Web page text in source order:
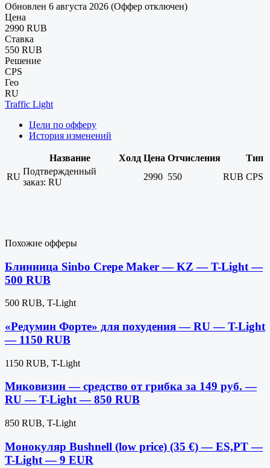
Обновлен 6 августа 2026 (Оффер отключен)
Цена
2990 RUB
Ставка
550 RUB
Решение
CPS
Гео
RU
Traffic Light
Цели по офферу
История изменений
Название Холд Цена Отчисления
Тип
RU
Подтвержденный
заказ: RU
2990 550 RUB CPS
Похожие офферы
Блинница Sinbo Crepe Maker — KZ — T-Light —
500 RUB
500 RUB, T-Light
«Редумин Форте» для похудения — RU — T-Light
— 1150 RUB
1150 RUB, T-Light
Миковизин — средство от грибка за 149 руб. —
RU — T-Light — 850 RUB
850 RUB, T-Light
Монокуляр Bushnell (low price) (35 €) — ES,PT —
T-Light — 9 EUR